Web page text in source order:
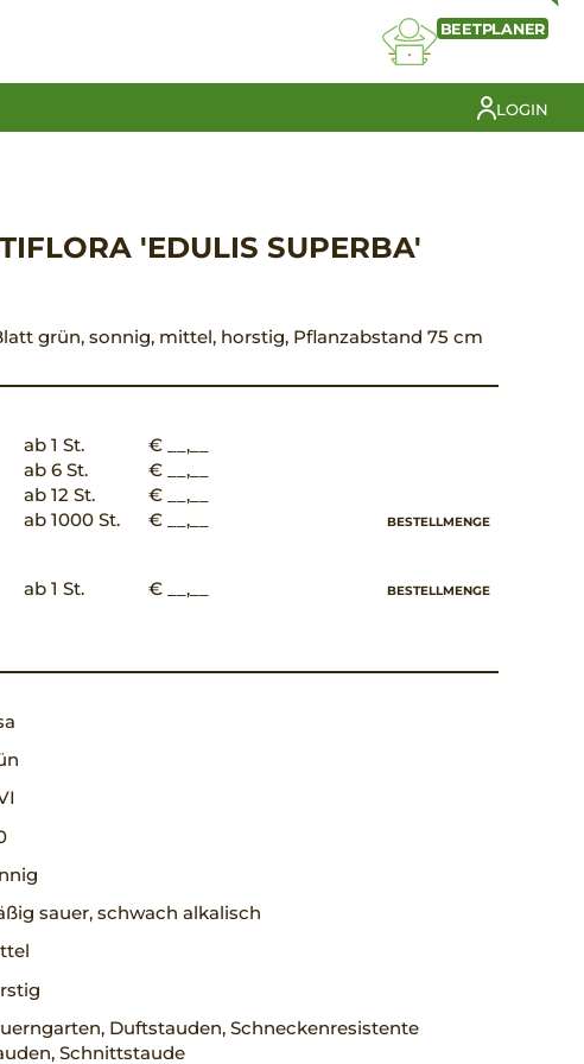
BEETPLANER
LOGIN
'EDULIS SUPERBA'
grün, sonnig, mittel, horstig, Pflanzabstand 75 cm
ab 1 St.
€ __,__
ab 6 St.
€ __,__
ab 12 St.
€ __,__
ab 1000 St.
€ __,__ BESTELLMENGE
ab 1 St. € __,__ BESTELLMENGE
sauer, schwach alkalisch
Duftstauden, Schneckenresistente
Schnittstaude